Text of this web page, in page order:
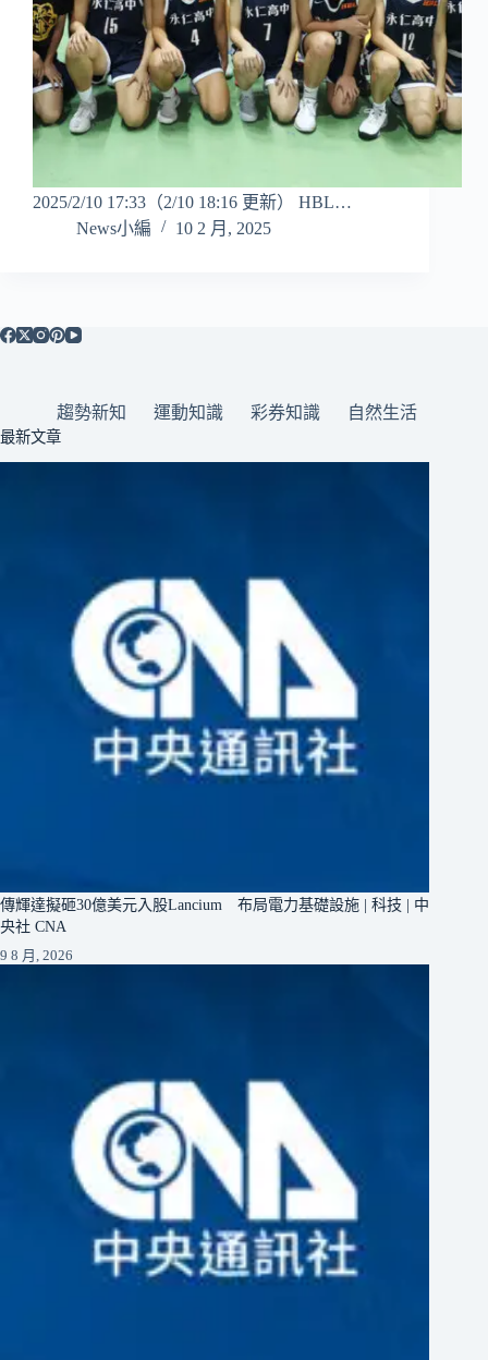
2025/2/10 17:33（2/10 18:16 更新） HBL…
News小編
10 2 月, 2025
趨勢新知 運動知識 彩券知識 自然生活
最新文章
傳輝達擬砸30億美元入股Lancium 布局電力基礎設施 | 科技 | 中
央社 CNA
9 8 月, 2026